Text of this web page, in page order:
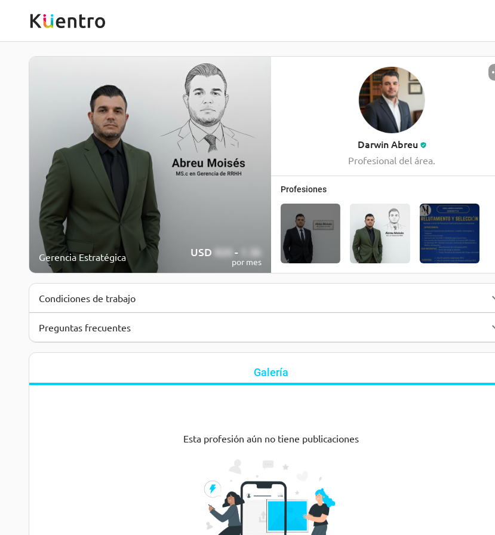
Gerencia Estratégica USD 920 - 1.3k
por mes
Darwin Abreu
Profesional del área.
Profesiones
Condiciones de trabajo
Preguntas frecuentes
Galería
Esta profesión aún no tiene publicaciones